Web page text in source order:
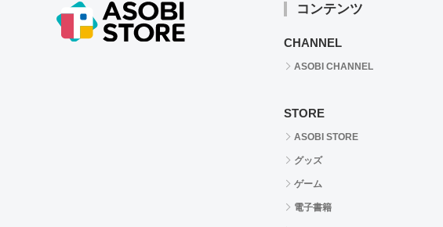
コンテンツ
CHANNEL
ASOBI CHANNEL
STORE
ASOBI STORE
グッズ
ゲーム
電子書籍